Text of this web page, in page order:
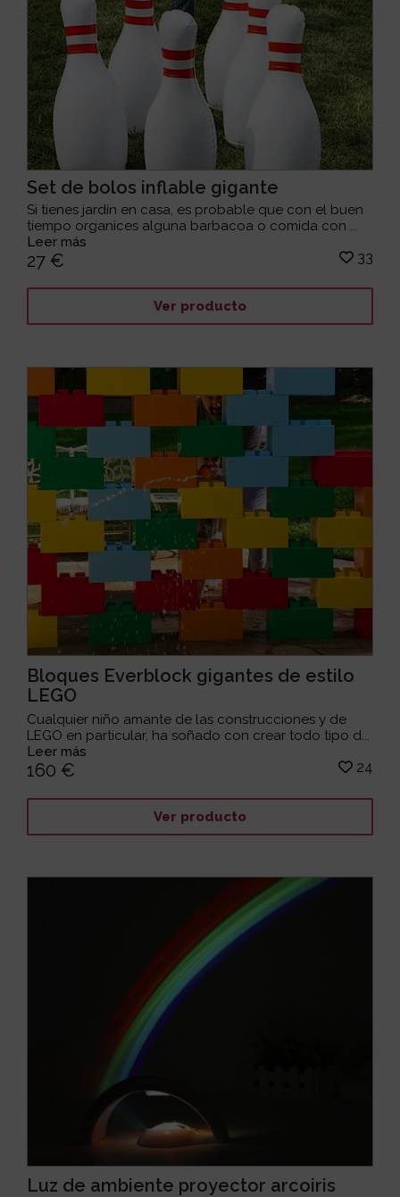
Set de bolos inflable gigante
Si tienes jardín en casa, es probable que con el buen
tiempo organices alguna barbacoa o comida con ...
Leer más
27 € 33
Ver producto
Bloques Everblock gigantes de estilo
LEGO
Cualquier niño amante de las construcciones y de
LEGO en particular, ha soñado con crear todo tipo d...
Leer más
160 € 24
Ver producto
Luz de ambiente proyector arcoiris